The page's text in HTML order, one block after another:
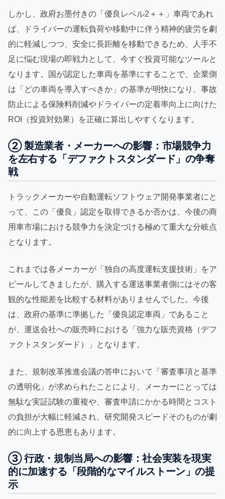
しかし、政府お墨付きの「優良レベル2＋＋」車両であれ
ば、ドライバーの運転負荷や移動中に伴う精神的疲労を劇
的に軽減しつつ、安全に長距離を移動できるため、人手不
足に悩む現場の即戦力として、今すぐ投資可能なツールと
なります。国が認定した車両を基準にすることで、企業側
は「どの車両を導入すべきか」の基準が明快になり、事故
防止による保険料削減やドライバーの定着率向上に向けた
ROI（投資対効果）を正確に算出しやすくなります。
② 製造業者・メーカーへの影響：市場競争力
を左右する「デファクトスタンダード」の争奪
戦
トラックメーカーや自動運転ソフトウェア開発事業者にと
って、この「優良」認定を取得できるか否かは、今後の商
用車市場における競争力を決定づける極めて重大な分岐点
となります。
これまでは各メーカーが「独自の高度運転支援技術」をア
ピールしてきましたが、購入する運送事業者側にはその客
観的な性能差を比較する材料がありませんでした。今後
は、政府の基準に準拠した「優良認定車両」であること
が、運送会社への販売時における「強力な販売資格（デフ
ァクトスタンダード）」となります。
また、規制改革推進会議の答申において「審査事項と基準
の透明化」が求められたことにより、メーカーにとっては
無駄な実証試験の重複や、審査申請にかかる時間とコスト
の負担が大幅に軽減され、研究開発スピードそのものが劇
的に向上する恩恵もあります。
③ 行政・規制当局への影響：社会実装を現実
的に加速する「段階的なマイルストーン」の提
示